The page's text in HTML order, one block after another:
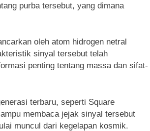
purba tersebut, yang dimana
oleh atom hidrogen netral
sinyal tersebut telah
penting tentang massa dan sifat-
terbaru, seperti Square
membaca jejak sinyal tersebut
muncul dari kegelapan kosmik.